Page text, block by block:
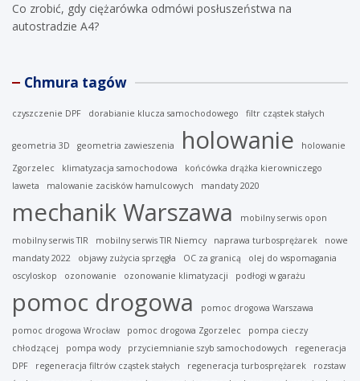
Co zrobić, gdy ciężarówka odmówi posłuszeństwa na
autostradzie A4?
Chmura tagów
czyszczenie DPF dorabianie klucza samochodowego filtr cząstek stałych
geometria 3D geometria zawieszenia holowanie
holowanie
Zgorzelec
klimatyzacja samochodowa
końcówka drążka kierowniczego
laweta
malowanie zacisków hamulcowych mandaty 2020
mechanik Warszawa
mobilny serwis opon
mobilny serwis TIR
mobilny serwis TIR Niemcy naprawa turbosprężarek
nowe
mandaty 2022
objawy zużycia sprzęgła OC za granicą
olej do wspomagania
oscyloskop
ozonowanie ozonowanie klimatyzacji podłogi w garażu
pomoc drogowa
pomoc drogowa Warszawa
pomoc drogowa Wrocław
pomoc drogowa Zgorzelec
pompa cieczy
chłodzącej
pompa wody przyciemnianie szyb samochodowych
regeneracja
DPF
regeneracja filtrów cząstek stałych regeneracja turbosprężarek
rozstaw